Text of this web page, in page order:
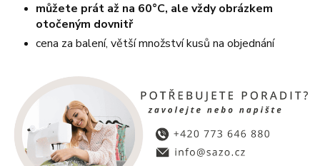
můžete prát až na 60°C, ale vždy obrázkem
otočeným dovnitř
cena za balení, větší množství kusů na objednání